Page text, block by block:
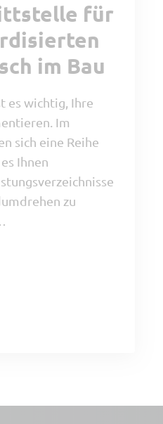
für
im Bau
es wichtig, Ihre
Im
sich eine Reihe
Ihnen
zu